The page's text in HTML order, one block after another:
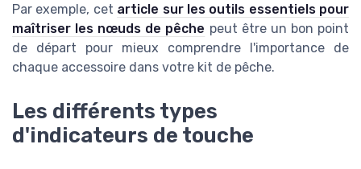
Par exemple, cet article sur les outils essentiels pour
maîtriser les nœuds de pêche peut être un bon point
de départ pour mieux comprendre l'importance de
chaque accessoire dans votre kit de pêche.
Les différents types
d'indicateurs de touche